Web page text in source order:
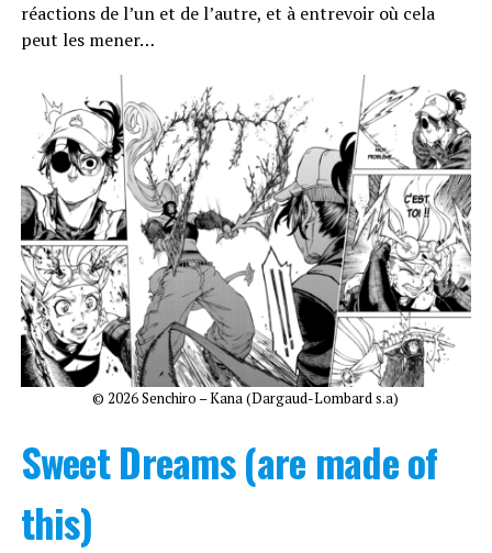
réactions de l’un et de l’autre, et à entrevoir où cela
peut les mener…
© 2026 Senchiro – Kana (Dargaud-Lombard s.a)
Sweet Dreams (are made of
this)